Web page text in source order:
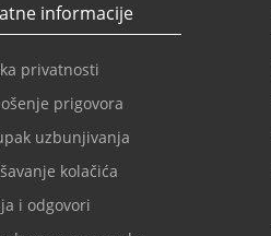
informacije
privatnosti
prigovora
uzbunjivanja
kolačića
i odgovori